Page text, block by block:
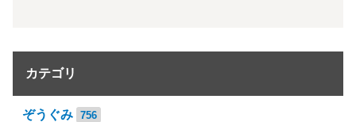
カテゴリ
ぞうぐみ 756